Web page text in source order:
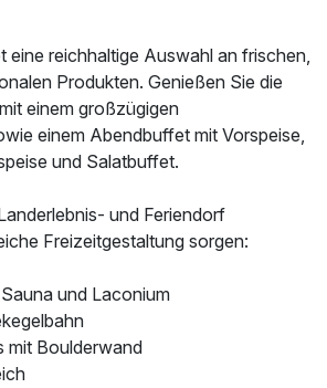
p.P. ab405,00 €
Einzelnutzung
eine reichhaltige Auswahl an frischen,
Produkten. Genießen Sie die
einem großzügigen
einem Abendbuffet mit Vorspeise,
und Salatbuffet.
und Feriendorf
Freizeitgestaltung sorgen:
und Laconium
mit Boulderwand